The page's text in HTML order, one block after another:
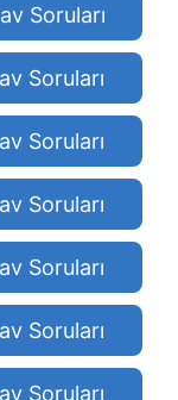
Soruları
Soruları
Soruları
Soruları
Soruları
Soruları
Soruları